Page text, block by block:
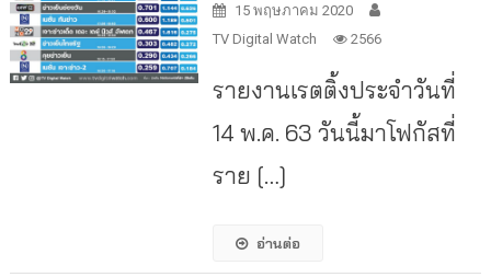
15 พฤษภาคม 2020
TV Digital Watch
2566
รายงานเรตติ้งประจำวันที่
14 พ.ค. 63 วันนี้มาโฟกัสที่
ราย […]
อ่านต่อ